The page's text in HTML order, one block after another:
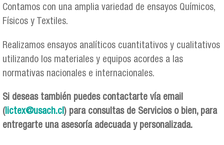
Contamos con una amplia variedad de ensayos Químicos,
Físicos y Textiles.
Realizamos ensayos analíticos cuantitativos y cualitativos
utilizando los materiales y equipos acordes a las
normativas nacionales e internacionales.
Si deseas también puedes contactarte vía email
(lictex@usach.cl) para consultas de Servicios o bien, para
entregarte una asesoría adecuada y personalizada.